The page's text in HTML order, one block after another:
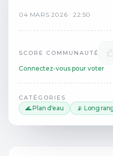
04 MARS 2026 ·22:50
SCORE COMMUNAUTÉ
Connectez-vous pour voter
CATÉGORIES
🌊 Plan d'eau 📡 Long